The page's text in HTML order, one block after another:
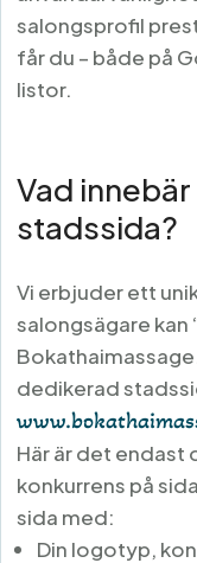
salongsprofil
får du – både på
listor.
Vad
stadssida?
Vi erbjuder ett
salongsägare kan
dedikerad
Här är det endast
konkurrens på
sida med:
Din logotyp,